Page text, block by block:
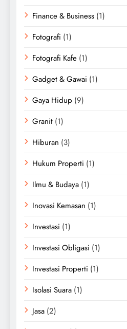
Finance & Business (1)
Fotografi (1)
Fotografi Kafe (1)
Gadget & Gawai (1)
Gaya Hidup (9)
Granit (1)
Hiburan (3)
Hukum Properti (1)
Ilmu & Budaya (1)
Inovasi Kemasan (1)
Investasi (1)
Investasi Obligasi (1)
Investasi Properti (1)
Isolasi Suara (1)
Jasa (2)